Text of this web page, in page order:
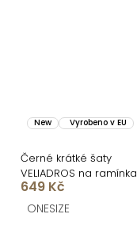
New Vyrobeno v EU
Černé krátké šaty
VELIADROS na ramínka
649 Kč
ONESIZE